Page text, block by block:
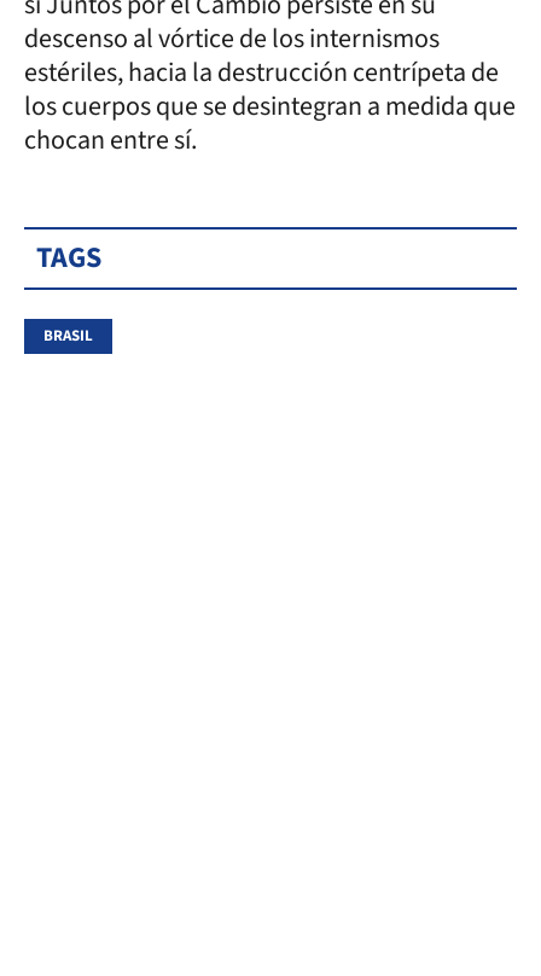
descenso al vórtice de los internismos
estériles, hacia la destrucción centrípeta de
los cuerpos que se desintegran a medida que
chocan entre sí.
TAGS
BRASIL